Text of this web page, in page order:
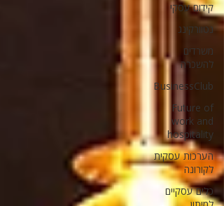
קידום עסקי
נטוורקינג
משרדים
להשכרה
BusinessClub
Future of
work and
hospitality
הערכות עסקית
לקורונה
כלים עסקיים